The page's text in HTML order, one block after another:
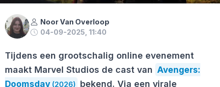
Noor Van Overloop
04-09-2025, 11:40
Tijdens een grootschalig online evenement
maakt Marvel Studios de cast van Avengers:
Doomsday (2026)
bekend. Via een virale